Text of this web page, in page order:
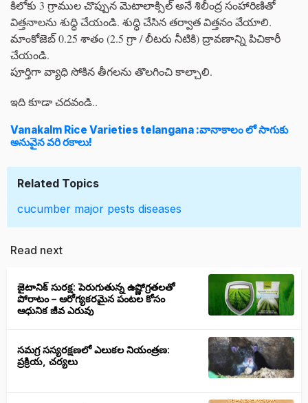
కిలోకు 3 గ్రాముల చొప్పున మెటాలాక్సిల్ అనే శిలీంద్ర సంహారిణితో
విత్తనాలను శుద్ధి చేయండి. శుద్ధి చేసిన తర్వాత విత్తనం వేయాలి.
మాంకోజెబ్ 0.25 శాతం (2.5 గ్రా / లీటరు నీటికి) ద్రావణాన్ని పిచికారీ
చేయండి.
పూర్తిగా వ్యాధి సోకిన తీగలను తొలగించి కాల్చాలి.
ఇది కూడా చదవండి..
Vanakalm Rice Varieties telangana :వానాకాలం లో సాగుకు
అనువైన వరి రకాలు!
Related Topics
cucumber major pests diseases
Read next
జైటానిక్ సురక్ష: పెరుగుతున్న ఉష్ణోగ్రతలతో
పోరాటం – ఆరోగ్యకరమైన పంటల కోసం
ఆధునిక జీవ ఎరువు
సమగ్ర సస్యరక్షణలో ఎలుకల నియంత్రణ:
ప్రక్రియ, చర్యలు